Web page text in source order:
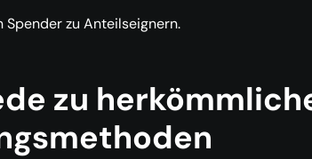
zu Anteilseignern.
zu